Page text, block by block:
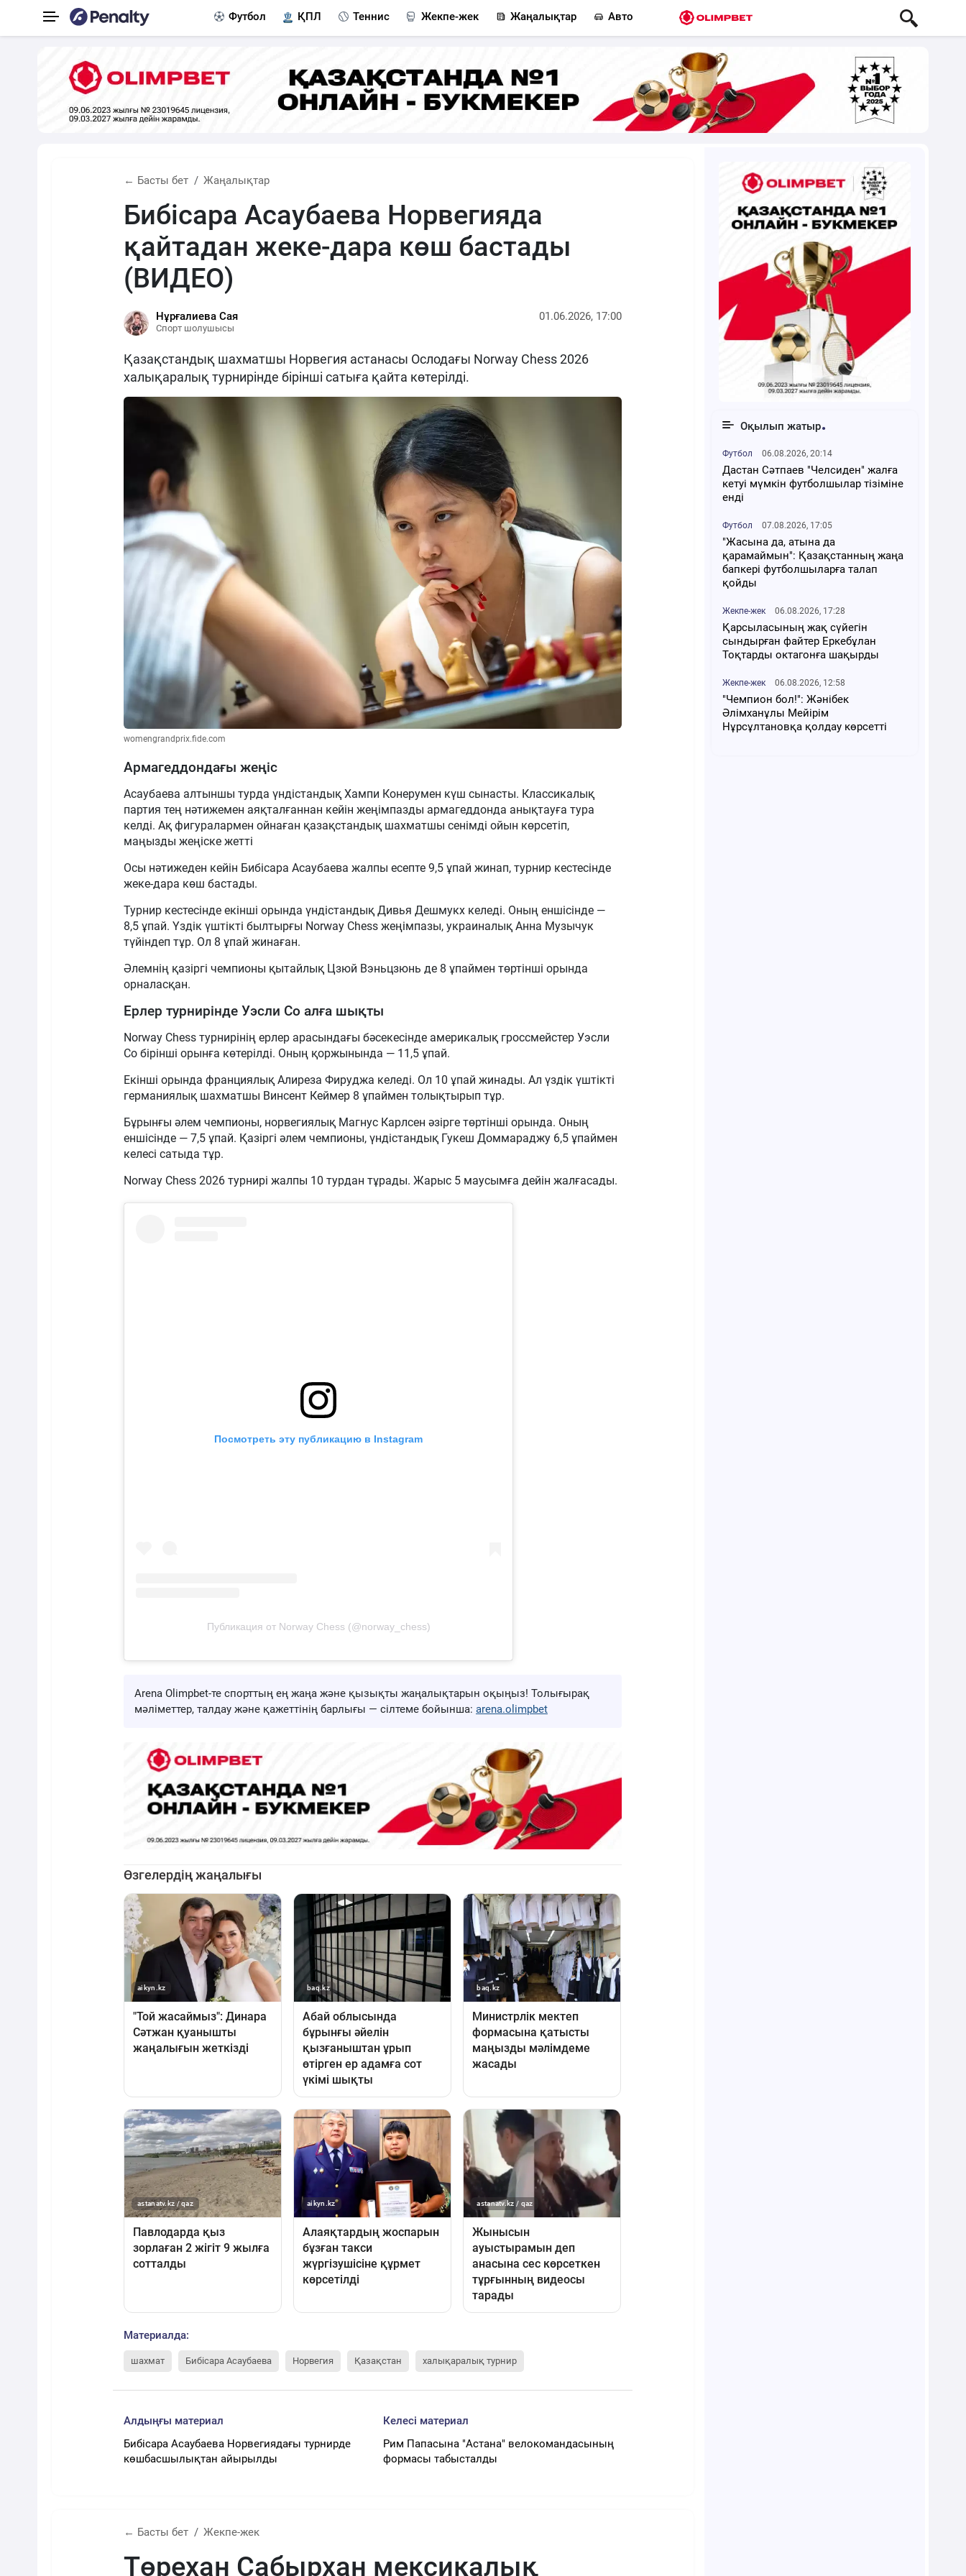
Футбол ҚПЛ Теннис Жекпе-жек Жаңалықтар Авто
← Басты бет Жаңалықтар
Бибісара Асаубаева Норвегияда
қайтадан жеке-дара көш бастады
(ВИДЕО)
Нұрғалиева Сая
Спорт шолушысы
01.06.2026, 17:00
Қазақстандық шахматшы Норвегия астанасы Ослодағы Norway Chess 2026
халықаралық турнирінде бірінші сатыға қайта көтерілді.
womengrandprix.fide.com
Армагеддондағы жеңіс
Асаубаева алтыншы турда үндістандық Хампи Конерумен күш сынасты. Классикалық
партия тең нәтижемен аяқталғаннан кейін жеңімпазды армагеддонда анықтауға тура
келді. Ақ фигуралармен ойнаған қазақстандық шахматшы сенімді ойын көрсетіп,
маңызды жеңіске жетті
Осы нәтижеден кейін Бибісара Асаубаева жалпы есепте 9,5 ұпай жинап, турнир кестесінде
жеке-дара көш бастады.
Турнир кестесінде екінші орында үндістандық Дивья Дешмукх келеді. Оның еншісінде —
8,5 ұпай. Үздік үштікті былтырғы Norway Chess жеңімпазы, украиналық Анна Музычук
түйіндеп тұр. Ол 8 ұпай жинаған.
Әлемнің қазіргі чемпионы қытайлық Цзюй Вэньцзюнь де 8 ұпаймен төртінші орында
орналасқан.
Ерлер турнирінде Уэсли Со алға шықты
Norway Chess турнирінің ерлер арасындағы бәсекесінде америкалық гроссмейстер Уэсли
Со бірінші орынға көтерілді. Оның қоржынында — 11,5 ұпай.
Екінші орында франциялық Алиреза Фируджа келеді. Ол 10 ұпай жинады. Ал үздік үштікті
германиялық шахматшы Винсент Кеймер 8 ұпаймен толықтырып тұр.
Бұрынғы әлем чемпионы, норвегиялық Магнус Карлсен әзірге төртінші орында. Оның
еншісінде — 7,5 ұпай. Қазіргі әлем чемпионы, үндістандық Гукеш Доммараджу 6,5 ұпаймен
келесі сатыда тұр.
Norway Chess 2026 турнирі жалпы 10 турдан тұрады. Жарыс 5 маусымға дейін жалғасады.
Посмотреть эту публикацию в Instagram
Публикация от Norway Chess (@norway_chess)
Arena Olimpbet-те спорттың ең жаңа және қызықты жаңалықтарын оқыңыз! Толығырақ
мәліметтер, талдау және қажеттінің барлығы — сілтеме бойынша: arena.olimpbet
Материалда:
шахмат Бибісара Асаубаева Норвегия Қазақстан халықаралық турнир
Алдыңғы материал
Бибісара Асаубаева Норвегиядағы турнирде
көшбасшылықтан айырылды
Келесі материал
Рим Папасына "Астана" велокомандасының
формасы табысталды
← Басты бет Жекпе-жек
Төрехан Сабырхан мексикалық
Оқылып жатыр
Футбол 06.08.2026, 20:14
Дастан Сәтпаев "Челсиден" жалға
кетуі мүмкін футболшылар тізіміне
енді
Футбол 07.08.2026, 17:05
"Жасына да, атына да
қарамаймын": Қазақстанның жаңа
бапкері футболшыларға талап
қойды
Жекпе-жек 06.08.2026, 17:28
Қарсыласының жақ сүйегін
сындырған файтер Еркебұлан
Тоқтарды октагонға шақырды
Жекпе-жек 06.08.2026, 12:58
"Чемпион бол!": Жәнібек
Әлімханұлы Мейірім
Нұрсұлтановқа қолдау көрсетті